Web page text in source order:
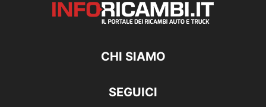
CHI SIAMO
SEGUICI